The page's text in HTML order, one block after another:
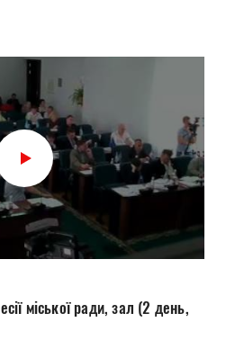
міської ради, зал (2 день,